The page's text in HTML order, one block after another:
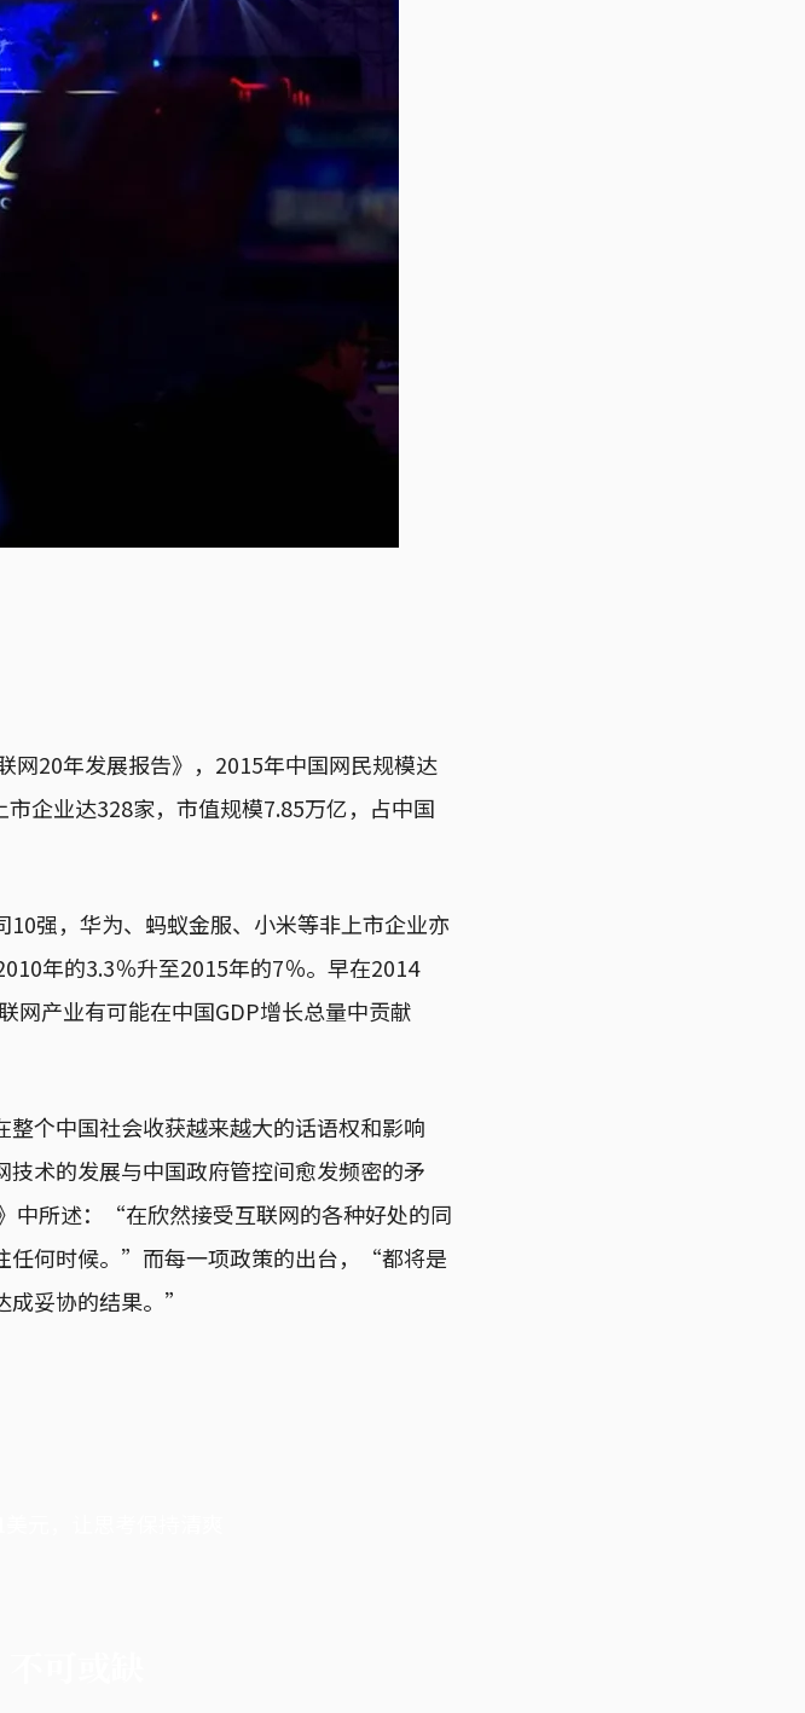
网20年发展报告》，2015年中国网民规模达
企业达328家，市值规模7.85万亿，占中国
强，华为、蚂蚁金服、小米等非上市企业亦
年的3.3％升至2015年的7％。早在2014
网产业有可能在中国GDP增长总量中贡献
个中国社会收获越来越大的话语权和影响
术的发展与中国政府管控间愈发频密的矛
中所述：“在欣然接受互联网的各种好处的同
任何时候。”而每一项政策的出台，“都将是
成妥协的结果。”